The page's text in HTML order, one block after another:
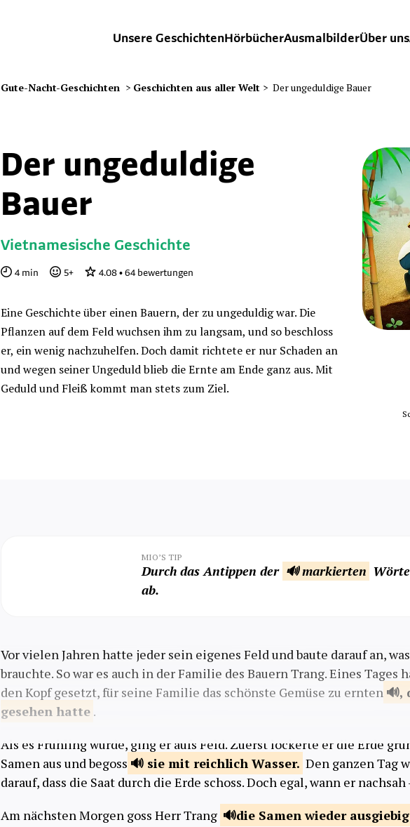
Unsere GeschichtenHörbücherAusmalbilderÜber uns
Gute-Nacht-Geschichten > Geschichten aus aller Welt > Der ungeduldige Bauer
Der ungeduldige
Bauer
Vietnamesische Geschichte
4min 5+ 4.08 • 64bewertungen
Eine Geschichte über einen Bauern, der zu ungeduldig war. Die
Pflanzen auf dem Feld wuchsen ihm zu langsam, und so beschloss
er, ein wenig nachzuhelfen. Doch damit richtete er nur Schaden an
und wegen seiner Ungeduld blieb die Ernte am Ende ganz aus. Mit
Geduld und Fleiß kommt man stets zum Ziel.
MIO’S TIP
Durch das Antippen der 🔊 markierten
ab.
Vor vielen Jahren hatte jeder sein eigenes Feld und baute darauf an,
brauchte. So war es auch in der Familie des Bauern Trang. Eines Tages
den Kopf gesetzt, für seine Familie das schönste Gemüse zu ernten
,
gesehen hatte .
Als es Frühling wurde, ging er aufs Feld. Zuerst lockerte er die Erde
Samen aus und begoss
sie mit reichlich Wasser. Den ganzen Tag
darauf, dass die Saat durch die Erde schoss. Doch egal, wann er nachsah
Am nächsten Morgen goss Herr Trang
die Samen wieder ausgiebig